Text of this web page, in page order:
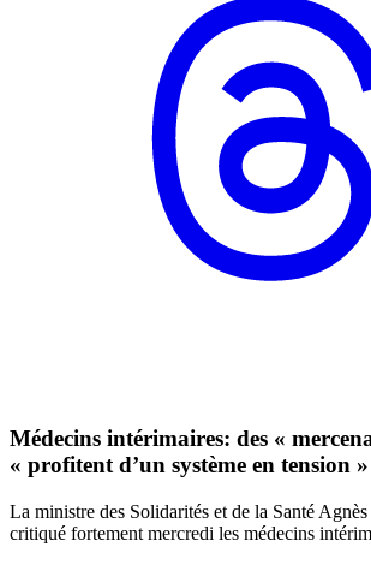
Médecins intérimaires: des «
« profitent d’un système en tension
La ministre des Solidarités et de la Santé
critiqué fortement mercredi les médecins